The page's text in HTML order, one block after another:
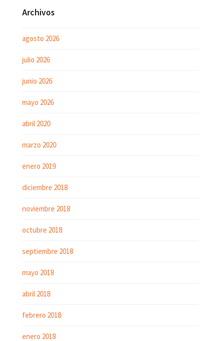
Archivos
agosto 2026
julio 2026
junio 2026
mayo 2026
abril 2020
marzo 2020
enero 2019
diciembre 2018
noviembre 2018
octubre 2018
septiembre 2018
mayo 2018
abril 2018
febrero 2018
enero 2018